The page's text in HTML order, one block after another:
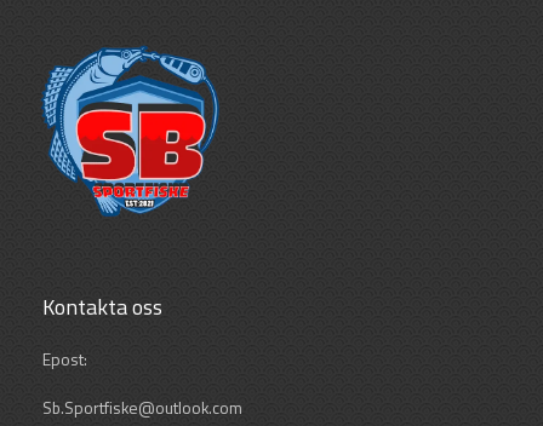
Kontakta oss
Epost:
Sb.Sportfiske@outlook.com